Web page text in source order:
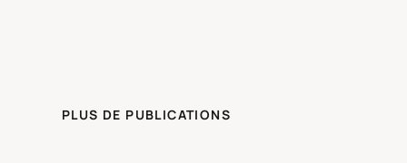
PLUS DE PUBLICATIONS